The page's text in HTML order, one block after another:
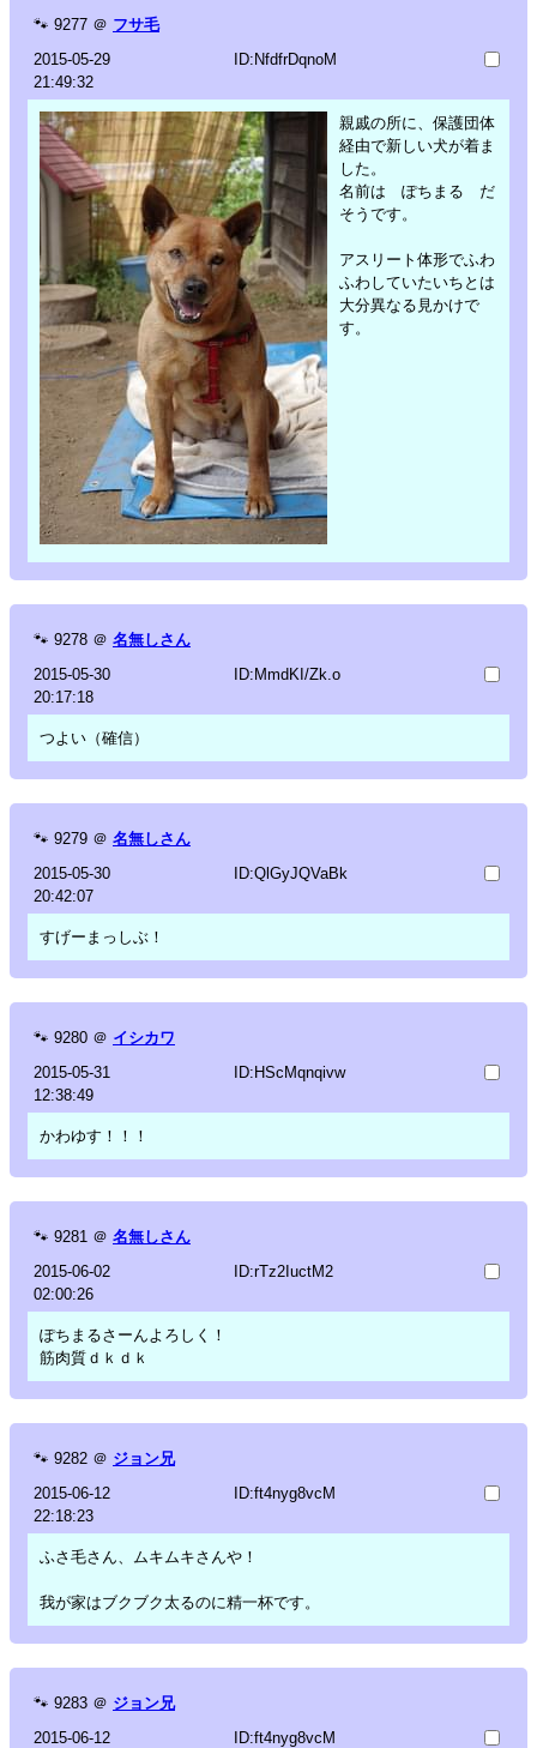
🐾 9277 ＠ フサ毛
2015-05-29
21:49:32
ID:NfdfrDqnoM
親戚の所に、保護団体
経由で新しい犬が着ま
した。
名前は ぽちまる だ
そうです。
アスリート体形でふわ
ふわしていたいちとは
大分異なる見かけで
す。
🐾 9278 ＠ 名無しさん
2015-05-30
20:17:18
ID:MmdKI/Zk.o
つよい（確信）
🐾 9279 ＠ 名無しさん
2015-05-30
20:42:07
ID:QlGyJQVaBk
すげーまっしぶ！
🐾 9280 ＠ イシカワ
2015-05-31
12:38:49
ID:HScMqnqivw
かわゆす！！！
🐾 9281 ＠ 名無しさん
2015-06-02
02:00:26
ID:rTz2IuctM2
ぽちまるさーんよろしく！
筋肉質ｄｋｄｋ
🐾 9282 ＠ ジョン兄
2015-06-12
22:18:23
ID:ft4nyg8vcM
ふさ毛さん、ムキムキさんや！
我が家はブクブク太るのに精一杯です。
🐾 9283 ＠ ジョン兄
2015-06-12
ID:ft4nyg8vcM